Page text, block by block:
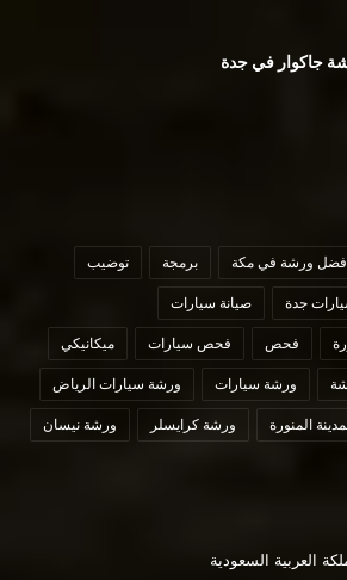
جاكوار في جدة
ورشة في مكة برمجة توضيب
جدة صيانة سيارات
فحص فحص سيارات ميكانيكي
ورشة سيارات ورشة سيارات الرياض
المنورة ورشة كرايسلر ورشة نيسان
العربية السعودية